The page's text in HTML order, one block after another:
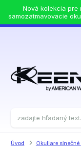
Nová kolekcia pre
samozatmavovacie
Úvod Okuliare slnečné